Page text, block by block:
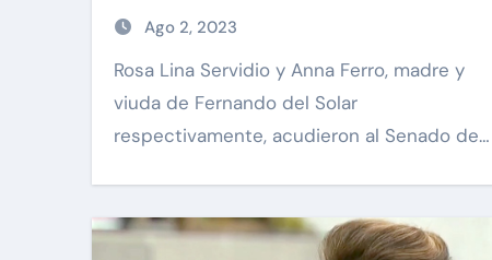
Ago 2, 2023
Rosa Lina Servidio y Anna Ferro, madre y
viuda de Fernando del Solar
respectivamente, acudieron al Senado de…